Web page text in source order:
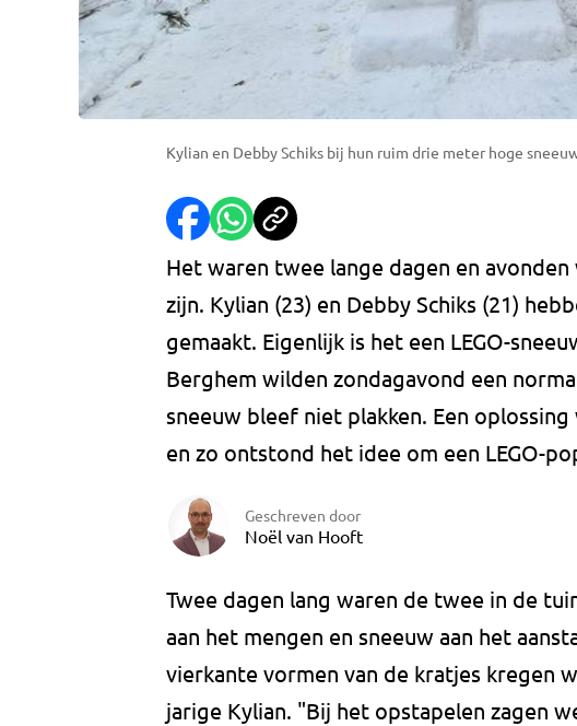
Kylian en Debby Schiks bij hun ruim drie meter hoge
Het waren twee lange dagen en
zijn. Kylian (23) en Debby Schiks (21)
gemaakt. Eigenlijk is het een LEGO-
Berghem wilden zondagavond een
sneeuw bleef niet plakken. Een
en zo ontstond het idee om een LEGO-
Geschreven door
Noël van Hooft
Twee dagen lang waren de twee in de
aan het mengen en sneeuw aan het
vierkante vormen van de kratjes kregen
jarige Kylian. "Bij het opstapelen zagen